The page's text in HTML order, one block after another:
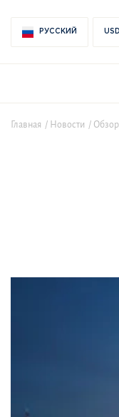
РУССКИЙ USD
Главная Новости